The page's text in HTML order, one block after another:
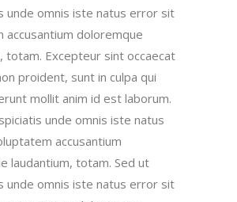
unde omnis iste natus error sit
accusantium doloremque
totam. Excepteur sint occaecat
proident, sunt in culpa qui
mollit anim id est laborum.
unde omnis iste natus
accusantium
laudantium, totam. Sed ut
unde omnis iste natus error sit